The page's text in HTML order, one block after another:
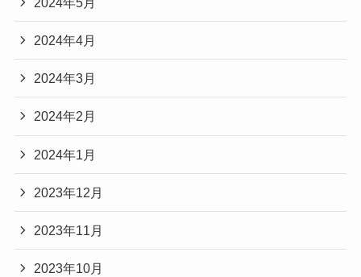
2024年4月
2024年3月
2024年2月
2024年1月
2023年12月
2023年11月
2023年10月